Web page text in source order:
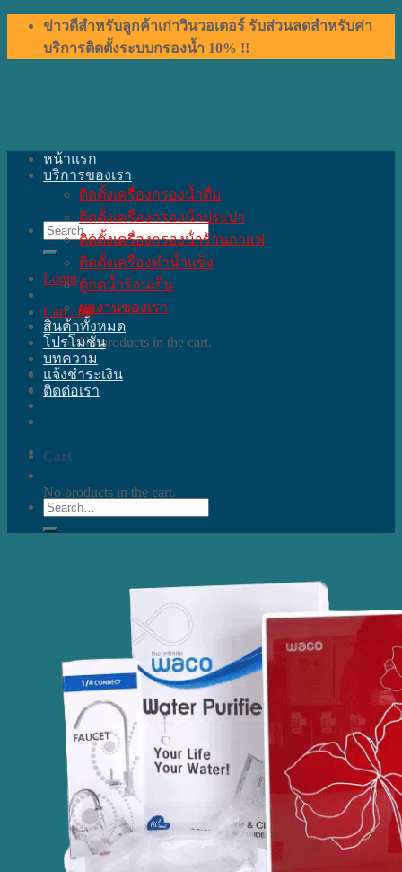
Skip
content
ข่าวดีสำหรับลูกค้าเก่าวินวอเตอร์ รับส่วนลดสำหรับค่า
บริการติดตั้งระบบกรองน้ำ 10% !!
Search
for:
Login
Cart /0฿
No products in the cart.
Cart
No products in the cart.
หน้าแรก
บริการของเรา
ติดตั้งเครื่องกรองน้ำดื่ม
ติดตั้งเครื่องกรองน้ําประปา
ติดตั้งเครื่องกรองน้ําร้านกาแฟ
ติดตั้งเครื่องทำน้ำแข็ง
ตู้กดน้ำร้อนเย็น
ผลงานของเรา
สินค้าทั้งหมด
โปรโมชั่น
บทความ
แจ้งชำระเงิน
ติดต่อเรา
Search
for: